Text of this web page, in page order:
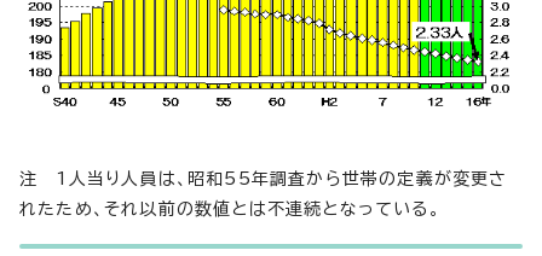
注 1人当り人員は、昭和55年調査から世帯の定義が変更さ
れたため、それ以前の数値とは不連続となっている。